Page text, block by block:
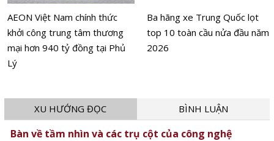
AEON Việt Nam chính thức
khởi công trung tâm thương
mại hơn 940 tỷ đồng tại Phủ
Lý
Ba hãng xe Trung Quốc lọt
top 10 toàn cầu nửa đầu năm
2026
XU HƯỚNG ĐỌC BÌNH LUẬN
Bàn về tầm nhìn và các trụ cột của công nghệ